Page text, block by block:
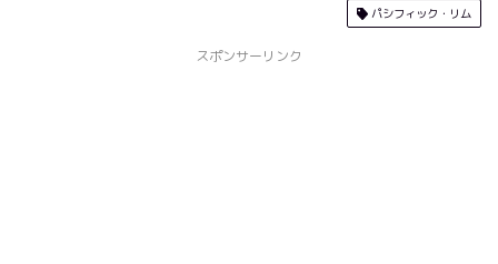
パシフィック・リム
スポンサーリンク